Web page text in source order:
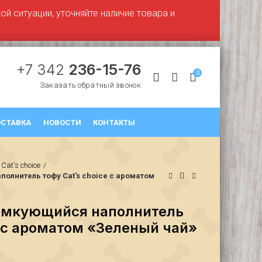
+7 342 236-15-76
Заказать обратный звонок
0
НОВОСТИ КОНТАКТЫ
choice
тофу Cat’s choice с ароматом
наполнитель
с ароматом «Зеленый чай»
ситуации, уточняйте наличие товара и